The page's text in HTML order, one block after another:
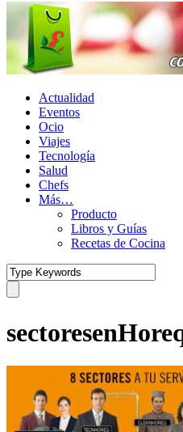
Actualidad
Eventos
Ocio
Viajes
Tecnología
Salud
Chefs
Más…
Producto
Libros y Guías
Recetas de Cocina